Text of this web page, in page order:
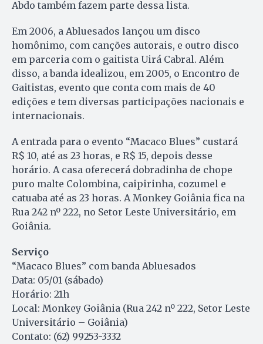
Abdo também fazem parte dessa lista.
Em 2006, a Abluesados lançou um disco
homônimo, com canções autorais, e outro disco
em parceria com o gaitista Uirá Cabral. Além
disso, a banda idealizou, em 2005, o Encontro de
Gaitistas, evento que conta com mais de 40
edições e tem diversas participações nacionais e
internacionais.
A entrada para o evento “Macaco Blues” custará
R$ 10, até as 23 horas, e R$ 15, depois desse
horário. A casa oferecerá dobradinha de chope
puro malte Colombina, caipirinha, cozumel e
catuaba até as 23 horas. A Monkey Goiânia fica na
Rua 242 nº 222, no Setor Leste Universitário, em
Goiânia.
Serviço
“Macaco Blues” com banda Abluesados
Data: 05/01 (sábado)
Horário: 21h
Local: Monkey Goiânia (Rua 242 nº 222, Setor Leste
Universitário – Goiânia)
Contato: (62) 99253-3332